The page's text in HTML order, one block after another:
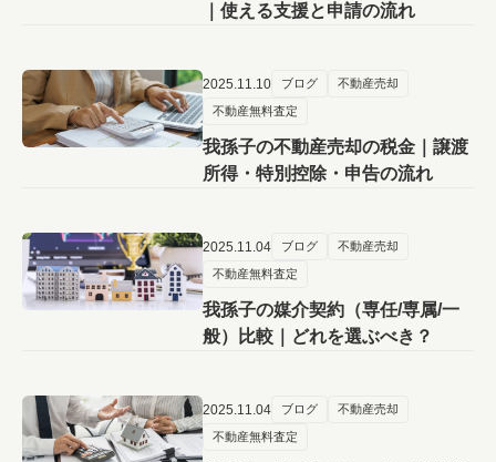
｜使える支援と申請の流れ
2025.11.10 ブログ 不動産売却
不動産無料査定
我孫子の不動産売却の税金｜譲渡
所得・特別控除・申告の流れ
2025.11.04 ブログ 不動産売却
不動産無料査定
我孫子の媒介契約（専任/専属/一
般）比較｜どれを選ぶべき？
2025.11.04 ブログ 不動産売却
不動産無料査定